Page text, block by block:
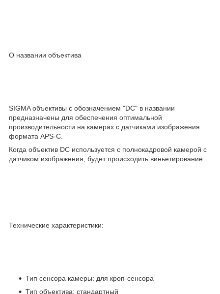
О названии объектива
SIGMA объективы с обозначением "DC" в названии
предназначены для обеспечения оптимальной
производительности на камерах с датчиками изображения
формата APS-C.
Когда объектив DC используется с полнокадровой камерой с
датчиком изображения, будет происходить виньетирование.
Технические характеристики:
Тип сенсора камеры: для кроп-сенсора
Тип объектива: стандартный